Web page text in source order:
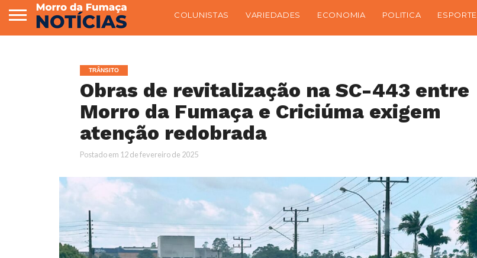
COLUNISTAS VARIEDADES ECONOMIA POLITICA ESPORTE
TRÂNSITO
Obras de revitalização na SC-443 entre
Morro da Fumaça e Criciúma exigem
atenção redobrada
Postado em 12 de fevereiro de 2025